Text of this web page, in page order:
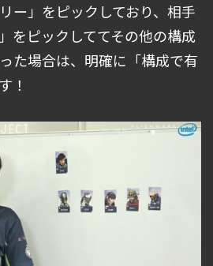
ー」をピックしており、相手
をピックしててその他の構成
た場合は、明確に「構成で有
！